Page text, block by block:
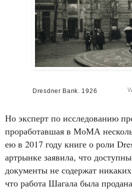
Dresdner Bank. 1926
Но эксперт по исследованию
проработавшая в МоМА
ею в 2017 году книге о роли
артрынке заявила, что
документы не содержат никаких
что работа Шагала была